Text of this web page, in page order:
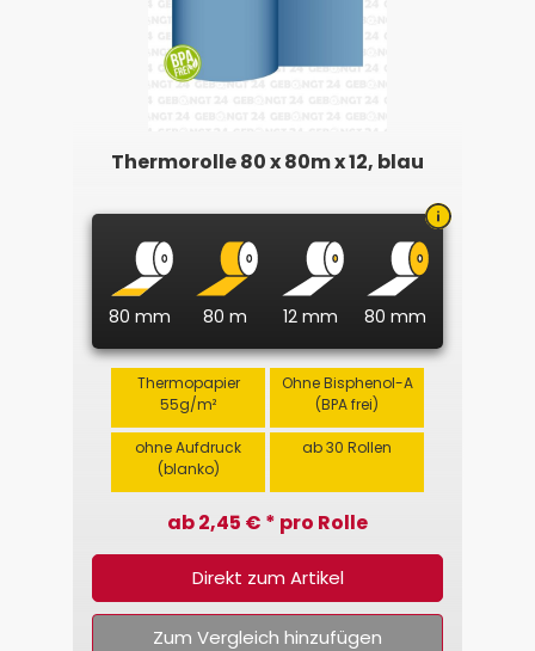
Thermorolle 80 x 80m x 12, blau
80 mm 80 m 12 mm 80 mm
Thermopapier
55g/m²
Ohne Bisphenol-A
(BPA frei)
ohne Aufdruck
(blanko)
ab 30 Rollen
ab 2,45 € * pro Rolle
Direkt zum Artikel
Zum Vergleich hinzufügen